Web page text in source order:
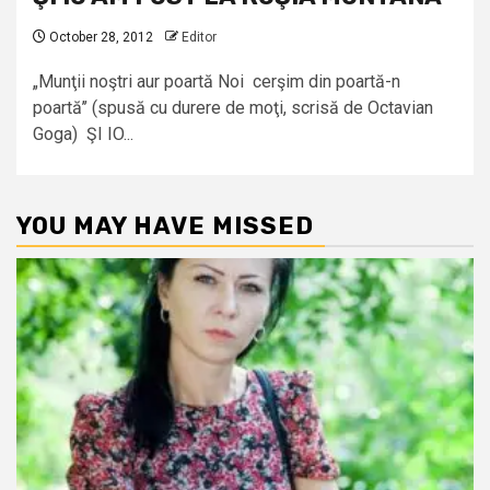
October 28, 2012 Editor
„Munţii noştri aur poartă Noi cerşim din poartă-n
poartă’’ (spusă cu durere de moţi, scrisă de Octavian
Goga) ŞI IO...
YOU MAY HAVE MISSED